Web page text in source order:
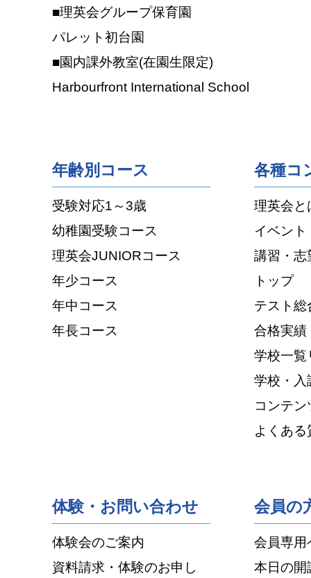
■理英会グループ保育園
パレット初台園
■園内課外教室(在園生限定)
Harbourfront International School
年齢別コース
受験対応1～3歳
幼稚園受験コース
理英会JUNIORコース
年少コース
年中コース
年長コース
各種コ
理英会と
イベント
講習・志
トップ
テスト総
合格実績
学校一覧
学校・入
コンテン
よくある
体験・お問い合わせ
体験会のご案内
資料請求・体験のお申し
会員の
会員専用
本日の開